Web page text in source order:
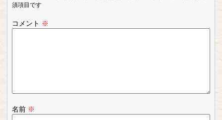
須項目です
コメント ※
名前 ※